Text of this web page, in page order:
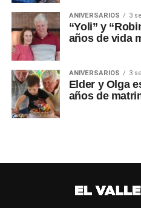
ANIVERSARIOS 3
“Yoli” y
años de vida
ANIVERSARIOS 3
Elder y Olga
años de